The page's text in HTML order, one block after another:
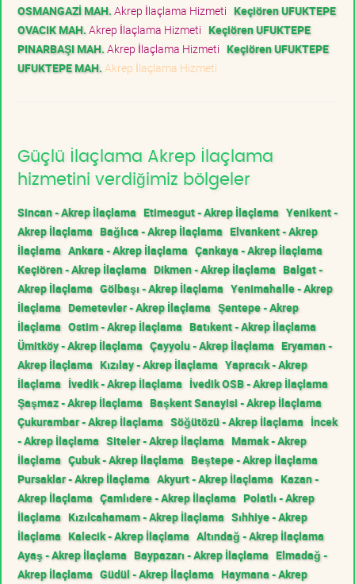
OSMANGAZİ MAH. Akrep İlaçlama Hizmeti Keçiören UFUKTEPE
OVACIK MAH. Akrep İlaçlama Hizmeti Keçiören UFUKTEPE
PINARBAŞI MAH. Akrep İlaçlama Hizmeti Keçiören UFUKTEPE
UFUKTEPE MAH. Akrep İlaçlama Hizmeti
Güçlü İlaçlama Akrep İlaçlama
hizmetini verdiğimiz bölgeler
Sincan - Akrep İlaçlama Etimesgut - Akrep İlaçlama Yenikent -
Akrep İlaçlama Bağlıca - Akrep İlaçlama Elvankent - Akrep
İlaçlama Ankara - Akrep İlaçlama Çankaya - Akrep İlaçlama
Keçiören - Akrep İlaçlama Dikmen - Akrep İlaçlama Balgat -
Akrep İlaçlama Gölbaşı - Akrep İlaçlama Yenimahalle - Akrep
İlaçlama Demetevler - Akrep İlaçlama Şentepe - Akrep
İlaçlama Ostim - Akrep İlaçlama Batıkent - Akrep İlaçlama
Ümitköy - Akrep İlaçlama Çayyolu - Akrep İlaçlama Eryaman -
Akrep İlaçlama Kızılay - Akrep İlaçlama Yapracık - Akrep
İlaçlama İvedik - Akrep İlaçlama İvedik OSB - Akrep İlaçlama
Şaşmaz - Akrep İlaçlama Başkent Sanayisi - Akrep İlaçlama
Çukurambar - Akrep İlaçlama Söğütözü - Akrep İlaçlama İncek
- Akrep İlaçlama Siteler - Akrep İlaçlama Mamak - Akrep
İlaçlama Çubuk - Akrep İlaçlama Beştepe - Akrep İlaçlama
Pursaklar - Akrep İlaçlama Akyurt - Akrep İlaçlama Kazan -
Akrep İlaçlama Çamlıdere - Akrep İlaçlama Polatlı - Akrep
İlaçlama Kızılcahamam - Akrep İlaçlama Sıhhiye - Akrep
İlaçlama Kalecik - Akrep İlaçlama Altındağ - Akrep İlaçlama
Ayaş - Akrep İlaçlama Baypazarı - Akrep İlaçlama Elmadağ -
Akrep İlaçlama Güdül - Akrep İlaçlama Haymana - Akrep